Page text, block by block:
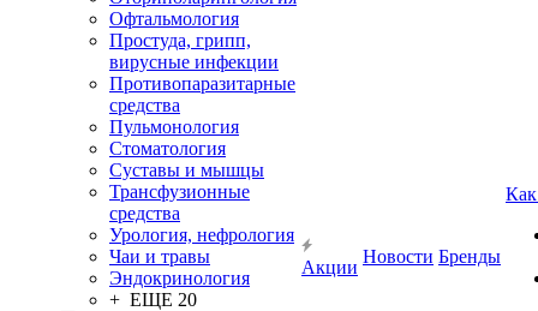
Офтальмология
Простуда, грипп,
вирусные инфекции
Противопаразитарные
средства
Пульмонология
Стоматология
Суставы и мышцы
Трансфузионные
средства
Урология, нефрология
Чаи и травы
Эндокринология
+ ЕЩЕ 20
Акции
Новости Бренды